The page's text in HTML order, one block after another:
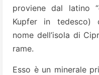
proviene dal latino
Kupfer in
nome dell’isola di
rame.
Esso è un minerale